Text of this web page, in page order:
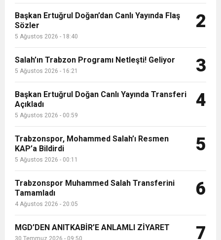
13:09 SÜRMENE’DE 21.ÇAMFEST HEYECANI
21:51 Mohamed Salah’ın Trabzon’da İlk Sözleri!
Başkan Ertuğrul Doğan’dan Canlı Yayında Flaş
Sözler
5 Ağustos 2026 - 18:40
2
Salah’ın Trabzon Programı Netleşti! Geliyor
5 Ağustos 2026 - 16:21 3
Başkan Ertuğrul Doğan Canlı Yayında Transferi
Açıkladı
5 Ağustos 2026 - 00:59
4
Trabzonspor, Mohammed Salah’ı Resmen
KAP’a Bildirdi
5 Ağustos 2026 - 00:11
5
Trabzonspor Muhammed Salah Transferini
Tamamladı
4 Ağustos 2026 - 20:05
6
MGD’DEN ANITKABİR’E ANLAMLI ZİYARET
30 Temmuz 2026 - 09:50 7